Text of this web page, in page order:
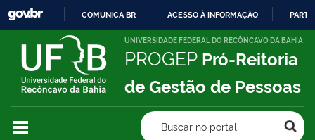
IR
PARA
CONTEÚDO
COMUNICA BR ACESSO À INFORMAÇÃO
UNIVERSIDADE FEDERAL DO RECÔNCAVO DA BAHIA
PROGEP Pró-Reitoria
de Gestão de Pessoas
Buscar no portal